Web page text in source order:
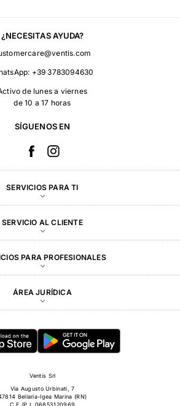
¿NECESITAS AYUDA?
+39 3783094630
de lunes a viernes
de 10 a 17 horas
SÍGUENOS EN
SERVICIOS PARA TI
SERVICIO AL CLIENTE
PARA PROFESIONALES
ÁREA JURÍDICA
Ventis Srl
Via Augusto Urbinati, 7
Bellaria-Igea Marina (RN)
C.F./P.I. 06853120969